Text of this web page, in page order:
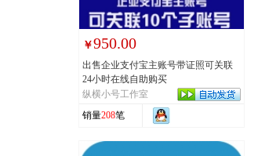
￥950.00
出售企业支付宝主账号带证照可关联
24小时在线自助购买
纵横小号工作室
销量208笔